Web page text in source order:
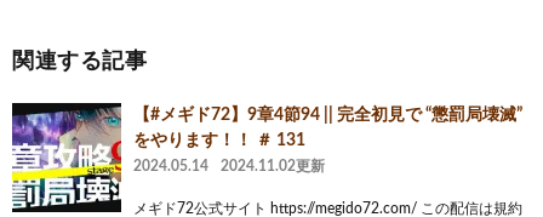
関連する記事
【#メギド72】9章4節94 || 完全初見で “懲罰局壊滅”
をやります！！ ＃ 131
2024.05.14 2024.11.02更新
メギド72公式サイト https://megido72.com/ この配信は規約